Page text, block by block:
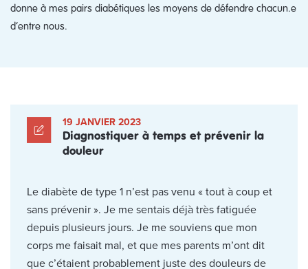
donne à mes pairs diabétiques les moyens de défendre chacun.e
d’entre nous.
19 JANVIER 2023
Diagnostiquer à temps et prévenir la
douleur
Le diabète de type 1 n’est pas venu « tout à coup et
sans prévenir ». Je me sentais déjà très fatiguée
depuis plusieurs jours. Je me souviens que mon
corps me faisait mal, et que mes parents m’ont dit
que c’étaient probablement juste des douleurs de